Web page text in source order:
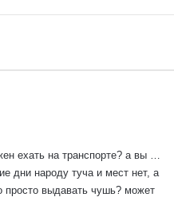
ехать на транспорте? а вы …
дни народу туча и мест нет, а
просто выдавать чушь? может